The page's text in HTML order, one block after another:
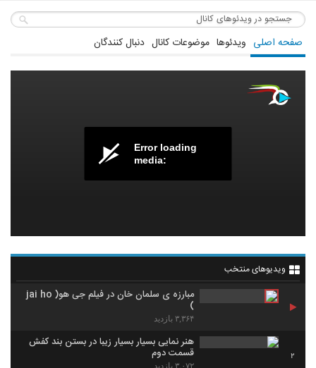
صفحه اصلی ویدئوها موضوعات کانال دنبال کنندگان
Error loading
media:
ویدیوهای منتخب
مبارزه ی سلمان خان در فیلم جی هو( jai ho
)
۳,۳۶۴ بازدید
2
هنر نمایی بسیار بسیار زیبا در بستن بند کفش
قسمت دوم
۳,۰۷۲ بازدید